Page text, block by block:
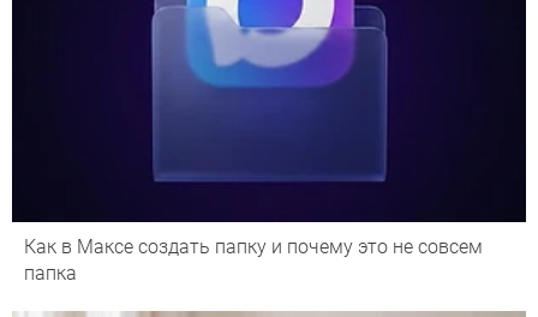
Как в Максе создать папку и почему это не совсем
папка